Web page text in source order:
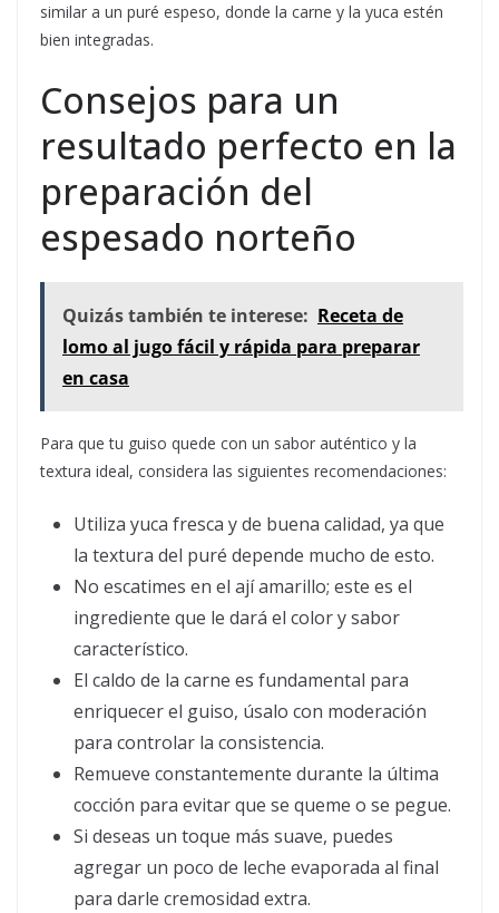
similar a un puré espeso, donde la carne y la yuca estén
bien integradas.
Consejos para un
resultado perfecto en la
preparación del
espesado norteño
Quizás también te interese: Receta de
lomo al jugo fácil y rápida para preparar
en casa
Para que tu guiso quede con un sabor auténtico y la
textura ideal, considera las siguientes recomendaciones:
Utiliza yuca fresca y de buena calidad, ya que
la textura del puré depende mucho de esto.
No escatimes en el ají amarillo; este es el
ingrediente que le dará el color y sabor
característico.
El caldo de la carne es fundamental para
enriquecer el guiso, úsalo con moderación
para controlar la consistencia.
Remueve constantemente durante la última
cocción para evitar que se queme o se pegue.
Si deseas un toque más suave, puedes
agregar un poco de leche evaporada al final
para darle cremosidad extra.